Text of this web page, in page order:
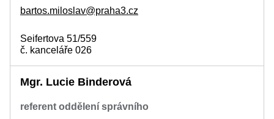
bartos.miloslav@praha3.cz
Seifertova 51/559
č. kanceláře 026
Mgr. Lucie Binderová
referent oddělení správního